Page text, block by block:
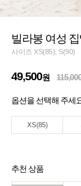
빌라봉 여성
사이즈 XS(85), S(90)
49,500원
옵션을 선택해 주세
XS(85)
추천 상품